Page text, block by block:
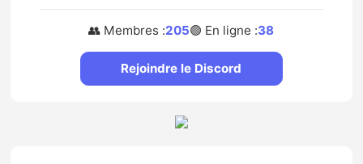
👥 Membres :205🟢 En ligne :38
Rejoindre le Discord